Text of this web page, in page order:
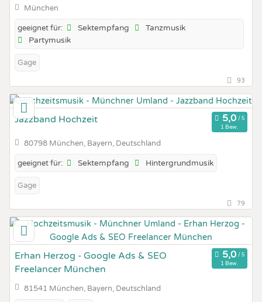
München
geeignet für: Sektempfang
Tanzmusik
Partymusik
Gage
93
Jazzband Hochzeit
1 Bew.
80798 München, Bayern, Deutschland
geeignet für: Sektempfang Hintergrundmusik
Gage
79
Erhan Herzog - Google Ads & SEO
Freelancer München
1 Bew.
81541 München, Bayern, Deutschland